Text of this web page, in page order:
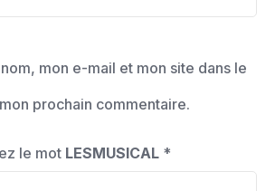
mon e-mail et mon site dans le
prochain commentaire.
le mot LESMUSICAL *